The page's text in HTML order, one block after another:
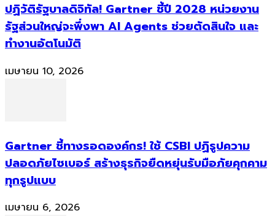
ปฏิวัติรัฐบาลดิจิทัล! Gartner ชี้ปี 2028 หน่วยงาน
รัฐส่วนใหญ่จะพึ่งพา AI Agents ช่วยตัดสินใจ และ
ทำงานอัตโนมัติ
เมษายน 10, 2026
Gartner ชี้ทางรอดองค์กร! ใช้ CSBI ปฏิรูปความ
ปลอดภัยไซเบอร์ สร้างธุรกิจยืดหยุ่นรับมือภัยคุกคาม
ทุกรูปแบบ
เมษายน 6, 2026